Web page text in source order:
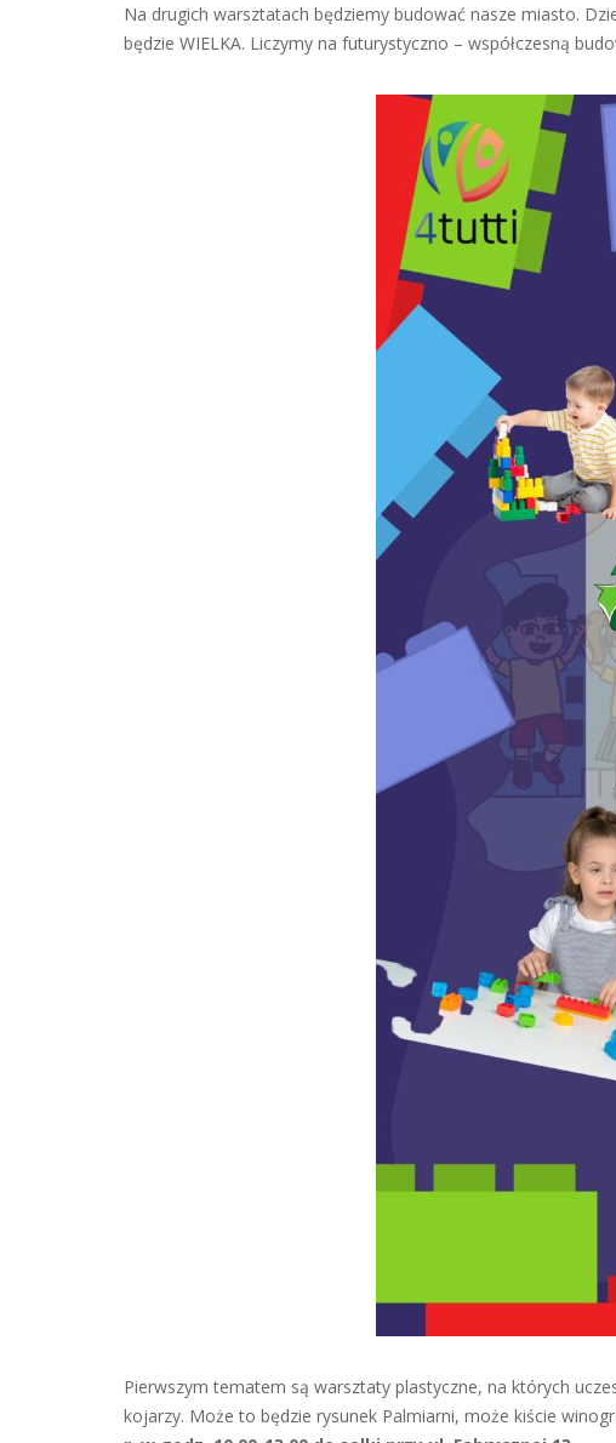
Na drugich warsztatach będziemy budować nasze miasto.
będzie WIELKA. Liczymy na futurystyczno – współczesną
Pierwszym tematem są warsztaty plastyczne, na których
kojarzy. Może to będzie rysunek Palmiarni, może kiście